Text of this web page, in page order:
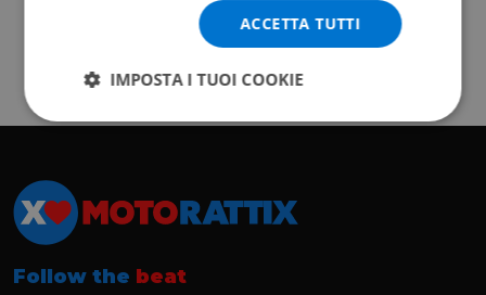
Follow the beat
ACCETTA TUTTI
IMPOSTA I TUOI COOKIE